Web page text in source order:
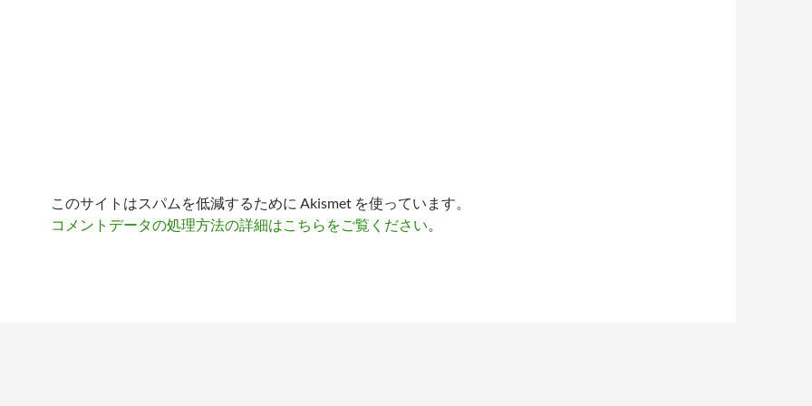
このサイトはスパムを低減するために Akismet を使っています。
コメントデータの処理方法の詳細はこちらをご覧ください。